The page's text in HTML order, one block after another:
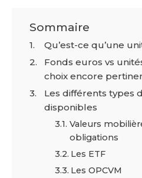
Sommaire
Qu’est-ce qu’une
Fonds euros vs
choix encore
Les différents types
disponibles
Valeurs
obligations
Les ETF
Les OPCVM